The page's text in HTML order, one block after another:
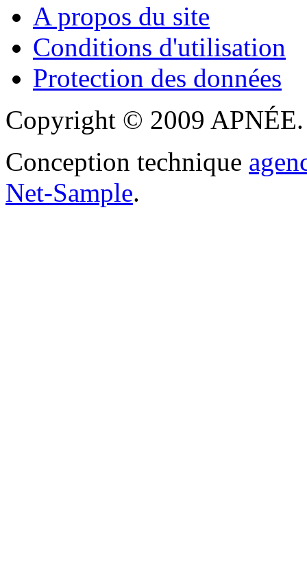
A propos du site
Conditions d'utilisation
Protection des données
Copyright © 2009 APNÉE.
Conception technique
Net-Sample.